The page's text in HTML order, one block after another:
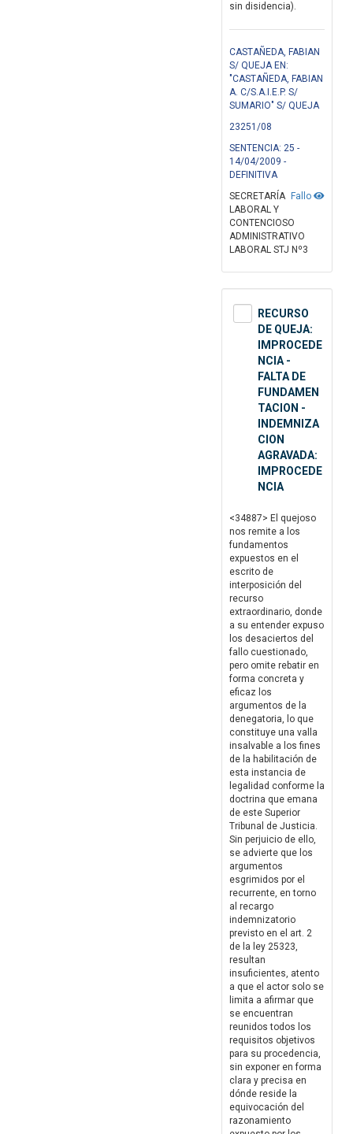
sin disidencia).
CASTAÑEDA, FABIAN
S/ QUEJA EN:
"CASTAÑEDA, FABIAN
A. C/S.A.I.E.P. S/
SUMARIO" S/ QUEJA
23251/08
SENTENCIA: 25 -
14/04/2009 -
DEFINITIVA
Fallo
SECRETARÍA
LABORAL Y
CONTENCIOSO
ADMINISTRATIVO
LABORAL STJ Nº3
RECURSO
DE QUEJA:
IMPROCEDE
NCIA -
FALTA DE
FUNDAMEN
TACION -
INDEMNIZA
CION
AGRAVADA:
IMPROCEDE
NCIA
<34887> El quejoso
nos remite a los
fundamentos
expuestos en el
escrito de
interposición del
recurso
extraordinario, donde
a su entender expuso
los desaciertos del
fallo cuestionado,
pero omite rebatir en
forma concreta y
eficaz los
argumentos de la
denegatoria, lo que
constituye una valla
insalvable a los fines
de la habilitación de
esta instancia de
legalidad conforme la
doctrina que emana
de este Superior
Tribunal de Justicia.
Sin perjuicio de ello,
se advierte que los
argumentos
esgrimidos por el
recurrente, en torno
al recargo
indemnizatorio
previsto en el art. 2
de la ley 25323,
resultan
insuficientes, atento
a que el actor solo se
limita a afirmar que
se encuentran
reunidos todos los
requisitos objetivos
para su procedencia,
sin exponer en forma
clara y precisa en
dónde reside la
equivocación del
razonamiento